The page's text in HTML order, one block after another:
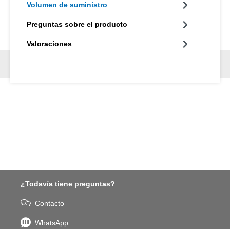
Volumen de suministro
Preguntas sobre el producto
Valoraciones
¿Todavía tiene preguntas?
Contacto
WhatsApp